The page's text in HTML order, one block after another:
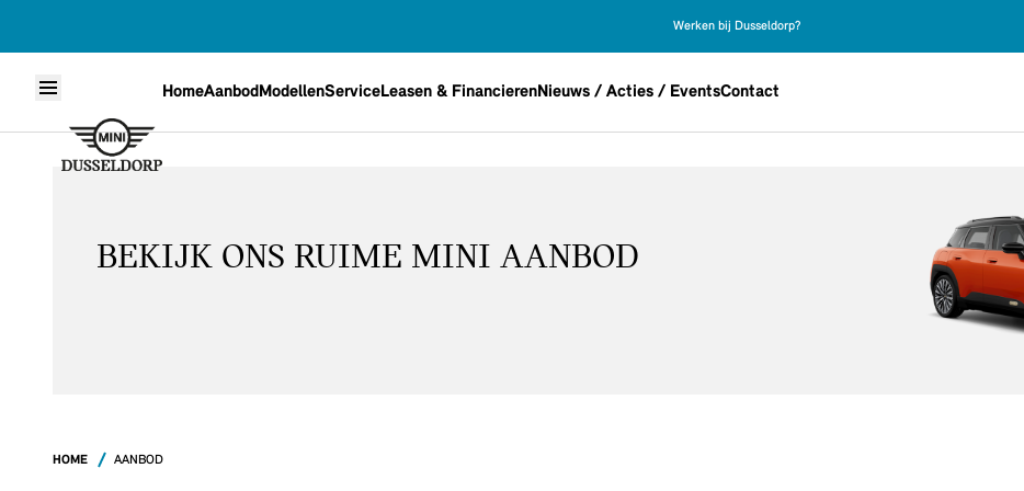
Werken bij Dusseldorp?
HomeAanbod ModellenServiceLeasen & FinancierenNieuws / Acties / EventsContact
Skip to content
BEKIJK ONS RUIME MINI AANBOD
HOME AANBOD